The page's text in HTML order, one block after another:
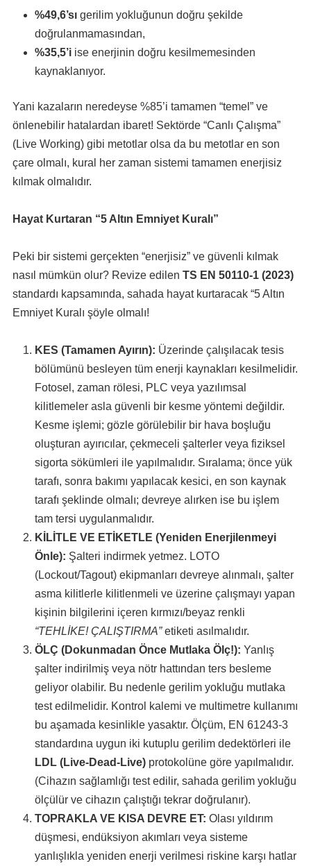
%49,6’sıgerilim yokluğunun doğru şekilde
doğrulanmamasından,
%35,5’iise enerjinin doğru kesilmemesinden
kaynaklanıyor.
Yani kazaların neredeyse %85’i tamamen “temel” ve
önlenebilir hatalardan ibaret! Sektörde “Canlı Çalışma”
(Live Working) gibi metotlar olsa da bu metotlar en son
çare olmalı, kural her zaman sistemi tamamen enerjisiz
kılmak olmalıdır.
Hayat Kurtaran “5 Altın Emniyet Kuralı”
Peki bir sistemi gerçekten “enerjisiz” ve güvenli kılmak
nasıl mümkün olur? Revize edilen TS EN 50110-1 (2023)
standardı kapsamında, sahada hayat kurtaracak “5 Altın
Emniyet Kuralı şöyle olmalı!
KES (Tamamen Ayırın): Üzerinde çalışılacak tesis
bölümünü besleyen tüm enerji kaynakları kesilmelidir.
Fotosel, zaman rölesi, PLC veya yazılımsal
kilitlemeler asla güvenli bir kesme yöntemi değildir.
Kesme işlemi; gözle görülebilir bir hava boşluğu
oluşturan ayırıcılar, çekmeceli şalterler veya fiziksel
sigorta sökümleri ile yapılmalıdır. Sıralama; önce yük
tarafı, sonra bakımı yapılacak kesici, en son kaynak
tarafı şeklinde olmalı; devreye alırken ise bu işlem
tam tersi uygulanmalıdır.
KİLİTLE VE ETİKETLE (Yeniden Enerjilenmeyi
Önle): Şalteri indirmek yetmez. LOTO
(Lockout/Tagout) ekipmanları devreye alınmalı, şalter
asma kilitlerle kilitlenmeli ve üzerine çalışmayı yapan
kişinin bilgilerini içeren kırmızı/beyaz renkli
“TEHLİKE! ÇALIŞTIRMA”etiketi asılmalıdır.
ÖLÇ (Dokunmadan Önce Mutlaka Ölç!): Yanlış
şalter indirilmiş veya nötr hattından ters besleme
geliyor olabilir. Bu nedenle gerilim yokluğu mutlaka
test edilmelidir. Kontrol kalemi ve multimetre kullanımı
bu aşamada kesinlikle yasaktır. Ölçüm, EN 61243-3
standardına uygun iki kutuplu gerilim dedektörleri ile
LDL (Live-Dead-Live)protokolüne göre yapılmalıdır.
(Cihazın sağlamlığı test edilir, sahada gerilim yokluğu
ölçülür ve cihazın çalıştığı tekrar doğrulanır).
TOPRAKLA VE KISA DEVRE ET: Olası yıldırım
düşmesi, endüksiyon akımları veya sisteme
yanlışlıkla yeniden enerji verilmesi riskine karşı hatlar